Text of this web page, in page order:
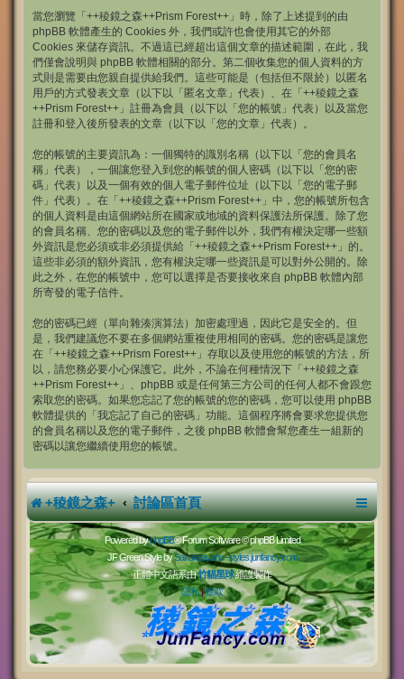
當您瀏覽「++稜鏡之森++Prism Forest++」時，除了上述提到的由
phpBB 軟體產生的 Cookies 外，我們或許也會使用其它的外部
Cookies 來儲存資訊。不過這已經超出這個文章的描述範圍，在此，我
們僅會說明與 phpBB 軟體相關的部分。第二個收集您的個人資料的方
式則是需要由您親自提供給我們。這些可能是（包括但不限於）以匿名
用戶的方式發表文章（以下以「匿名文章」代表）、在「++稜鏡之森
++Prism Forest++」註冊為會員（以下以「您的帳號」代表）以及當您
註冊和登入後所發表的文章（以下以「您的文章」代表）。
您的帳號的主要資訊為：一個獨特的識別名稱（以下以「您的會員名
稱」代表），一個讓您登入到您的帳號的個人密碼（以下以「您的密
碼」代表）以及一個有效的個人電子郵件位址（以下以「您的電子郵
件」代表）。在「++稜鏡之森++Prism Forest++」中，您的帳號所包含
的個人資料是由這個網站所在國家或地域的資料保護法所保護。除了您
的會員名稱、您的密碼以及您的電子郵件以外，我們有權決定哪一些額
外資訊是您必須或非必須提供給「++稜鏡之森++Prism Forest++」的。
這些非必須的額外資訊，您有權決定哪一些資訊是可以對外公開的。除
此之外，在您的帳號中，您可以選擇是否要接收來自 phpBB 軟體內部
所寄發的電子信件。
您的密碼已經（單向雜湊演算法）加密處理過，因此它是安全的。但
是，我們建議您不要在多個網站重複使用相同的密碼。您的密碼是讓您
在「++稜鏡之森++Prism Forest++」存取以及使用您的帳號的方法，所
以，請您務必要小心保護它。此外，不論在何種情況下「++稜鏡之森
++Prism Forest++」、phpBB 或是任何第三方公司的任何人都不會跟您
索取您的密碼。如果您忘記了您的帳號的您的密碼，您可以使用 phpBB
軟體提供的「我忘記了自己的密碼」功能。這個程序將會要求您提供您
的會員名稱以及您的電子郵件，之後 phpBB 軟體會幫您產生一組新的
密碼以讓您繼續使用您的帳號。
+稜鏡之森+ 討論區首頁
Powered byphpBB® Forum Software © phpBB Limited
JF Green Style bySakuraiayano -styles.junfancy.com
正體中文語系由竹貓星球維護製作
隱私|條款